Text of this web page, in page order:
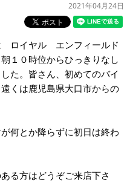
2021年04月24日
ロイヤル エンフィールド
１０時位からひっきりなし
た。皆さん、初めてのバイ
くは鹿児島県大口市からの
何とか降らずに初日は終わ
る方はどうぞご来店下さ